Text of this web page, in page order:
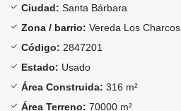
Ciudad: Santa Bárbara
Zona / barrio: Vereda Los Charcos
Código: 2847201
Estado: Usado
Área Construida: 316 m²
Área Terreno: 70000 m²